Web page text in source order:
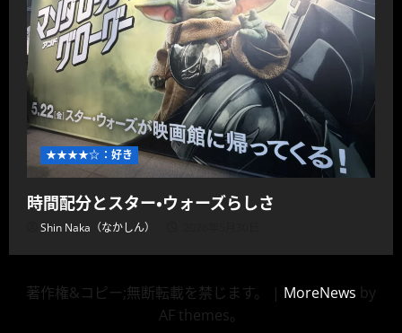
★★★★☆：好き
時間配分とスター・ウォーズらしさ
Shin Naka（なかしん）
著作権&コピー;無断転載を禁じます。 | MoreNews by
AF themes。